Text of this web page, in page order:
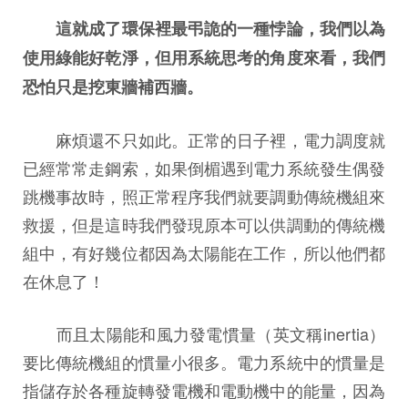
這就成了環保裡最弔詭的一種悖論，我們以為
使用綠能好乾淨，但用系統思考的角度來看，我們
恐怕只是挖東牆補西牆。
麻煩還不只如此。正常的日子裡，電力調度就
已經常常走鋼索，如果倒楣遇到電力系統發生偶發
跳機事故時，照正常程序我們就要調動傳統機組來
救援，但是這時我們發現原本可以供調動的傳統機
組中，有好幾位都因為太陽能在工作，所以他們都
在休息了！
而且太陽能和風力發電慣量（英文稱inertia）
要比傳統機組的慣量小很多。電力系統中的慣量是
指儲存於各種旋轉發電機和電動機中的能量，因為